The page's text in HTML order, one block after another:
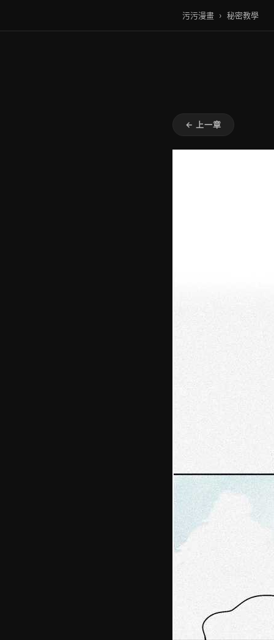
污污漫畫 › 秘密教學
← 上一章